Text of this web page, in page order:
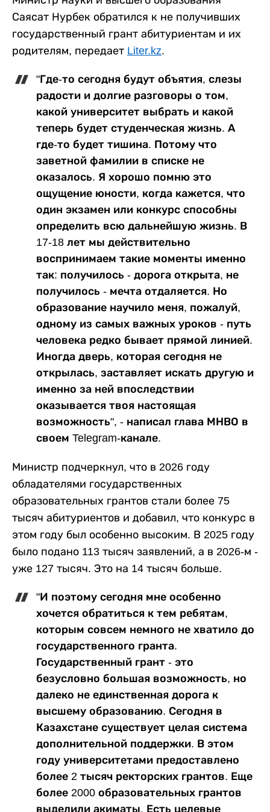
Саясат Нурбек обратился к не получивших
государственный грант абитуриентам и их
родителям, передает Liter.kz.
"Где-то сегодня будут объятия, слезы
радости и долгие разговоры о том,
какой университет выбрать и какой
теперь будет студенческая жизнь. А
где-то будет тишина. Потому что
заветной фамилии в списке не
оказалось. Я хорошо помню это
ощущение юности, когда кажется, что
один экзамен или конкурс способны
определить всю дальнейшую жизнь. В
17-18 лет мы действительно
воспринимаем такие моменты именно
так: получилось - дорога открыта, не
получилось - мечта отдаляется. Но
образование научило меня, пожалуй,
одному из самых важных уроков - путь
человека редко бывает прямой линией.
Иногда дверь, которая сегодня не
открылась, заставляет искать другую и
именно за ней впоследствии
оказывается твоя настоящая
возможность", - написал глава МНВО в
своем Telegram-канале.
Министр подчеркнул, что в 2026 году
обладателями государственных
образовательных грантов стали более 75
тысяч абитуриентов и добавил, что конкурс в
этом году был особенно высоким. В 2025 году
было подано 113 тысяч заявлений, а в 2026-м -
уже 127 тысяч. Это на 14 тысяч больше.
"И поэтому сегодня мне особенно
хочется обратиться к тем ребятам,
которым совсем немного не хватило до
государственного гранта.
Государственный грант - это
безусловно большая возможность, но
далеко не единственная дорога к
высшему образованию. Сегодня в
Казахстане существует целая система
дополнительной поддержки. В этом
году университетами предоставлено
более 2 тысяч ректорских грантов. Еще
более 2000 образовательных грантов
выделили акиматы. Есть целевые